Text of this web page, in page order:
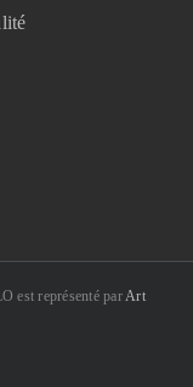
est représenté par Art